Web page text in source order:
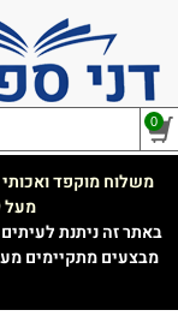
0
משלוח מוקפד ואכותי
מעל 249
באתר זה ניתנת
מבצעים מתקיימים